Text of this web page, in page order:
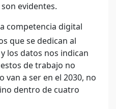
evidentes.
competencia digital
que se dedican al
los datos nos indican
de trabajo no
van a ser en el 2030, no
dentro de cuatro